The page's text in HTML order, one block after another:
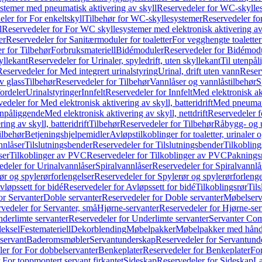
med pneumatisk aktivering av skyllReservedeler for WC-
for For enkeltskyllTilbehør for WC-skyllesystemerReservedeler
Reservedeler for For WC skyllesystemer med elektronisk aktivering
Reservedeler for Sanitærmoduler for toaletterFor vegghengte toaletter
for TilbehørForbruksmateriellBidémodulerReservedeler for
Reservedeler for Urinaler, spyledrift, uten skyllekantTil
for Med integrert urinalstyringUrinal, drift uten vann
glassTilbehørReservedeler for TilbehørVannlåser og vannlåstilbehør
UrinalstyringerInnfeltReservedeler for InnfeltMed elektronisk
for Med elektronisk aktivering av skyll, batteridriftMed
Med elektronisk aktivering av skyll, nettdriftReservedeler
av skyll, batteridriftTilbehørReservedeler for TilbehørRåbygg- og
BetjeningshjelpemidlerAvløpstilkoblinger for toaletter, urinaler
TilslutningsbenderReservedeler for Tilslutningsbender
Tilkoblinger av PVCReservedeler for Tilkoblinger av PVC
for UrinalvannlåserSpiralvannlåserReservedeler for
og spylerørforlengelserReservedeler for Spylerør og
for bidéReservedeler for Avløpssett for bidéTilkoblingsrør
ServanterDoble servanterReservedeler for Doble servanter
for Servanter, småHjørne-servanterReservedeler for Hjørne-
servanterReservedeler for Underlimte servanterServanter
FestemateriellDekorblendingMøbelpakkerMøbelpakker med
BaderomsmøblerServantunderskapReservedeler for
for For dobbelservanterBenkeplaterReservedeler for Benkeplater